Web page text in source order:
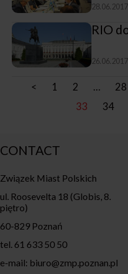
28.06.2017
RIO
26.06.2017
< 1 2 … 28
33
34
CONTACT
Związek Miast Polskich
ul. Roosevelta 18 (Globis, 8.
piętro)
60-829 Poznań
tel. 61 633 50 50
e-mail: biuro@zmp.poznan.pl